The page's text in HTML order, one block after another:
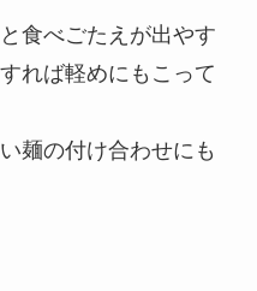
食べごたえが出やす
れば軽めにもこって
麺の付け合わせにも